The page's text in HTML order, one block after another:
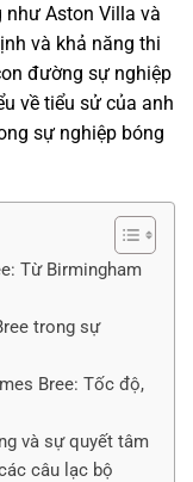
Aston Villa và
và khả năng thi
đường sự nghiệp
về tiểu sử của anh
sự nghiệp bóng
Từ Birmingham
trong sự
Bree: Tốc độ,
và sự quyết tâm
câu lạc bộ